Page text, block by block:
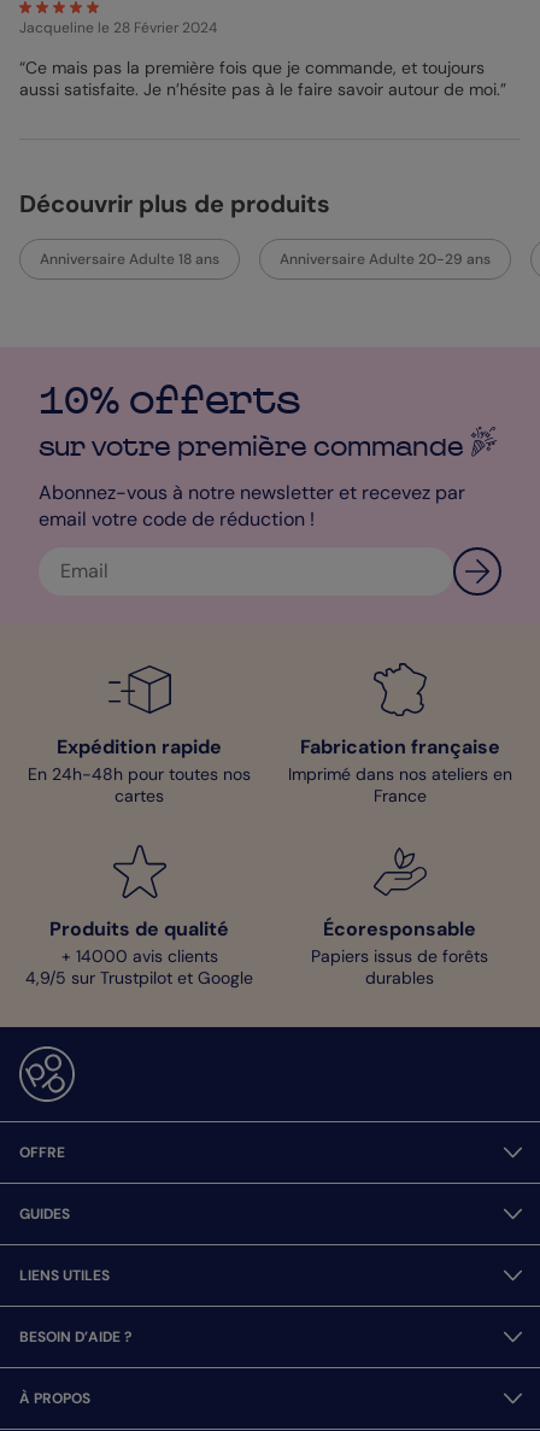
et 3 jours et tadaaaaa : plein de bisous à votre ami ! Mon
Conseil de Pop Designer : Imprimez votre jolie
faire briller vos clichés autant que les yeux de vos destinataires
!
Jacqueline le 28 Février 2024
“Ce mais pas la première fois que je commande, et toujours
aussi satisfaite. Je n’hésite pas à le faire savoir autour de moi.”
Découvrir plus de produits
Anniversaire Adulte 18 ans Anniversaire Adulte 20-29 ans
10% offerts
sur votre première commande
Abonnez-vous à notre newsletter et recevez par
email votre code de réduction !
Expédition rapide
En 24h-48h pour toutes nos
cartes
Fabrication française
Imprimé dans nos ateliers en
France
Produits de qualité
+ 14000 avis clients
4,9/5 sur Trustpilot et Google
Écoresponsable
Papiers issus de forêts
durables
OFFRE
GUIDES
LIENS UTILES
BESOIN D’AIDE ?
À PROPOS